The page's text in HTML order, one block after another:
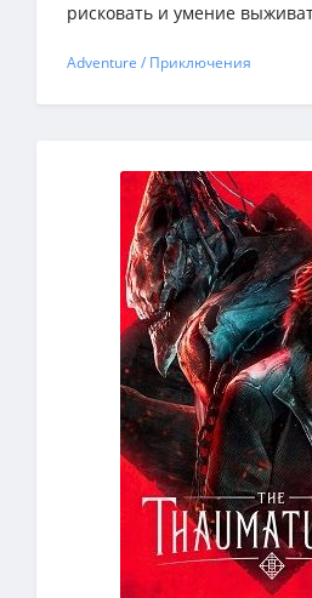
рисковать и умение
Adventure / Приключения